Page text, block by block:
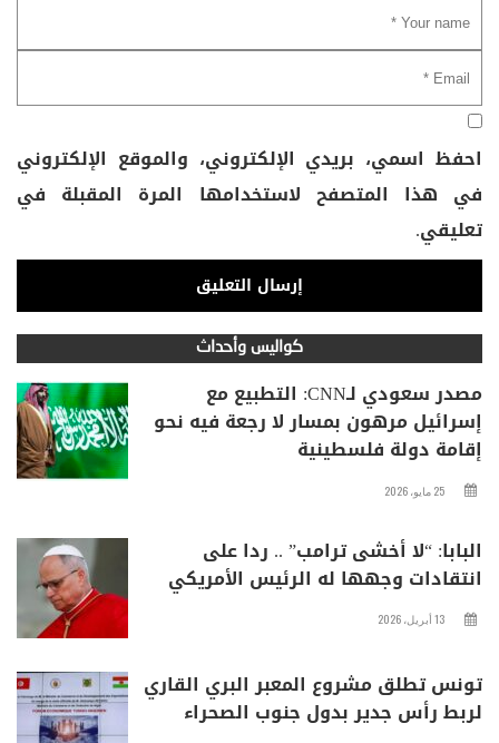
احفظ اسمي، بريدي الإلكتروني، والموقع الإلكتروني
في هذا المتصفح لاستخدامها المرة المقبلة في
تعليقي.
كواليس وأحداث
مصدر سعودي لـCNN: التطبيع مع
إسرائيل مرهون بمسار لا رجعة فيه نحو
إقامة دولة فلسطينية
25 مايو، 2026
البابا: “لا أخشى ترامب” .. ردا على
انتقادات وجهها له الرئيس الأمريكي
13 أبريل، 2026
تونس تطلق مشروع المعبر البري القاري
لربط رأس جدير بدول جنوب الصحراء